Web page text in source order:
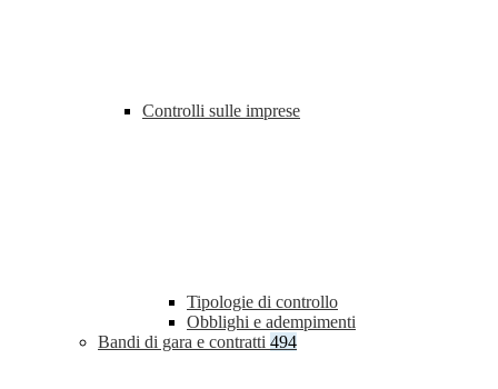
Controlli sulle imprese
Tipologie di controllo
Obblighi e adempimenti
Bandi di gara e contratti 494